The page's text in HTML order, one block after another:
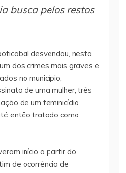
busca pelos restos
desvendou, nesta
dos crimes mais graves e
no município,
de uma mulher, três
de um feminicídio
então tratado como
início a partir do
de ocorrência de